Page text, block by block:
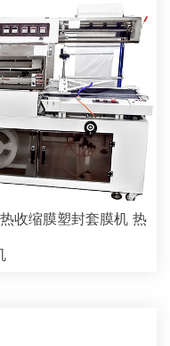
收缩膜塑封套膜机 热